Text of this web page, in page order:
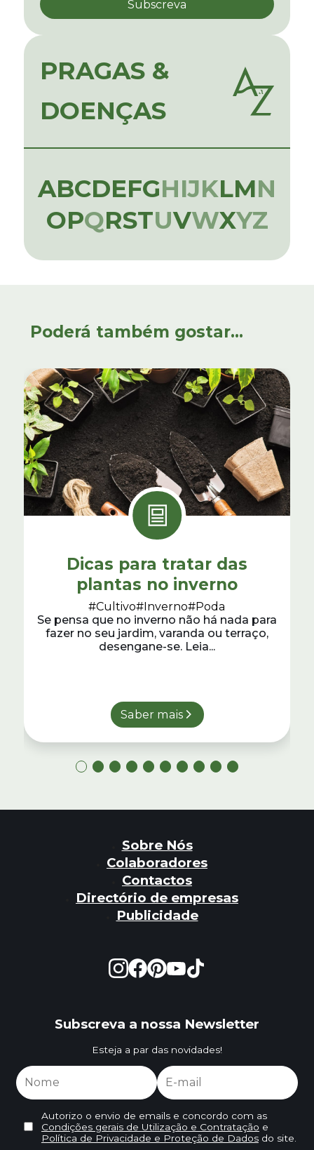
PRAGAS &
DOENÇAS
ABCDEFGHIJKLMN
OPQRSTUVWXYZ
Poderá também gostar...
Dicas para tratar das
plantas no inverno
#Cultivo#Inverno#Poda
Se pensa que no inverno não há nada para
fazer no seu jardim, varanda ou terraço,
desengane-se. Leia...
Saber mais
Sobre Nós
Colaboradores
Contactos
Directório de empresas
Publicidade
Subscreva a nossa Newsletter
Esteja a par das novidades!
Autorizo o envio de emails e concordo com as
Condições gerais de Utilização e Contratação e
Política de Privacidade e Proteção de Dadosdo site.